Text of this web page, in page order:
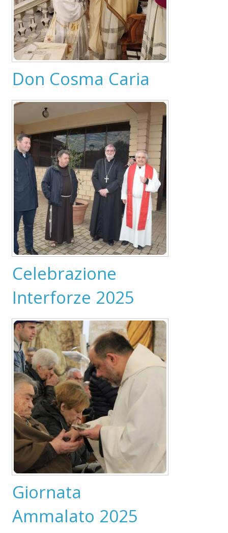
Don Cosma Caria
Celebrazione
Interforze 2025
Giornata
Ammalato 2025